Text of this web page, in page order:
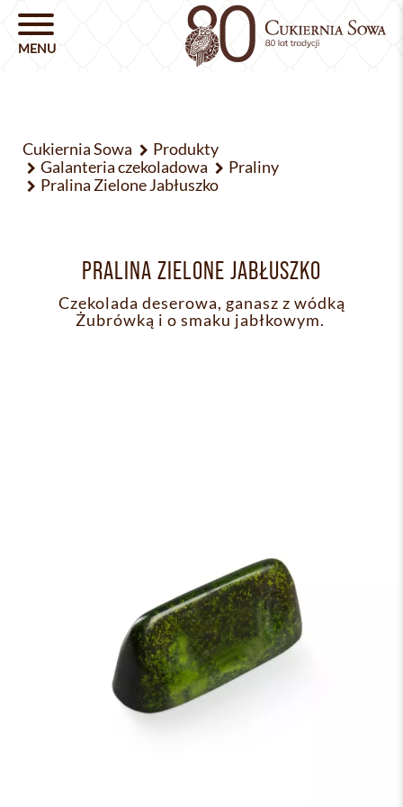
Cukiernia Sowa
Produkty
Galanteria czekoladowa
Praliny
Pralina Zielone Jabłuszko
PRALINA ZIELONE JABŁUSZKO
Czekolada deserowa, ganasz z wódką
Żubrówką i o smaku jabłkowym.